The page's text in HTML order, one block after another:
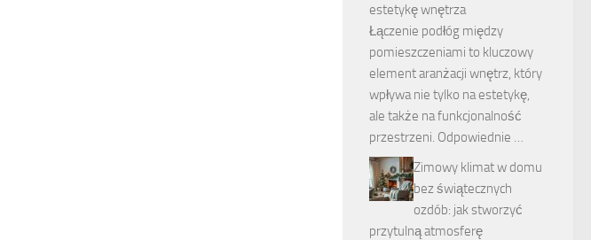
estetykę wnętrza
Łączenie podłóg między
pomieszczeniami to kluczowy
element aranżacji wnętrz, który
wpływa nie tylko na estetykę,
ale także na funkcjonalność
przestrzeni. Odpowiednie …
Zimowy klimat w domu
bez świątecznych
ozdób: jak stworzyć
przytulną atmosferę